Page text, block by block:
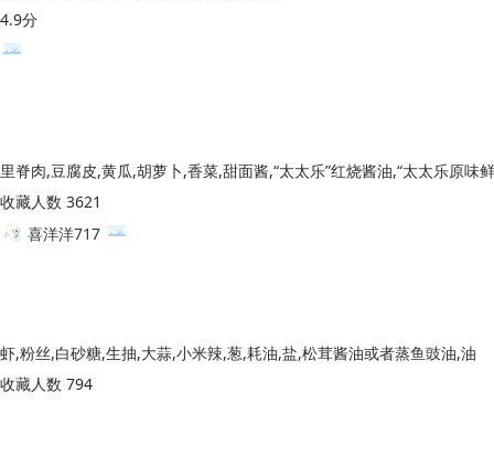
4.9分
收藏人数 3621
喜洋洋717
虾,粉丝,白砂糖,生抽,大蒜,小米辣,葱,耗油,盐,松茸酱油或者蒸鱼豉油,油
收藏人数 794